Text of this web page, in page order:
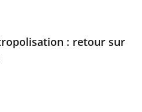
: retour sur